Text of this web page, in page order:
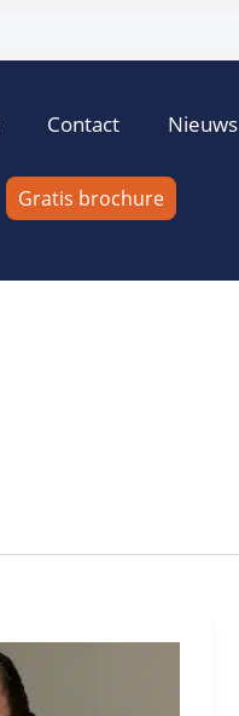
Contact Nieuws
Gratis brochure